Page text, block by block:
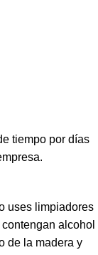
tiempo por días
uses limpiadores
alcohol
de la madera y